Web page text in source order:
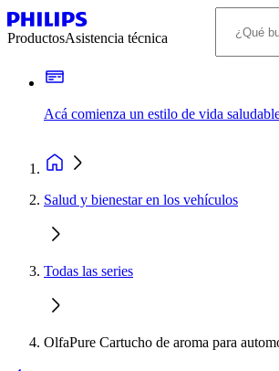
ProductosAsistencia técnica
Acá comienza un estilo de vida
Salud y bienestar en los vehículos
Todas las series
OlfaPure Cartucho de aroma para